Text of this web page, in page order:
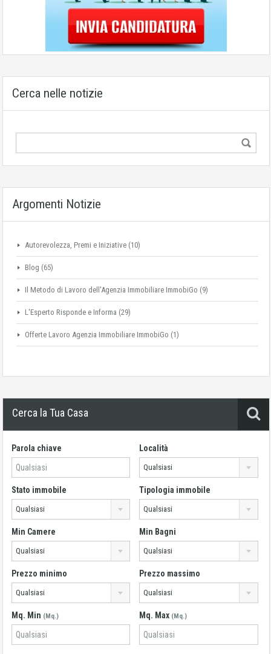
Cerca nelle notizie
Argomenti Notizie
Autorevolezza, Premi e Iniziative (10)
Blog (65)
Il Metodo di Lavoro dell'Agenzia Immobiliare ImmobiGo (9)
L'Esperto Risponde e Informa (29)
Offerte Lavoro Agenzia Immobiliare ImmobiGo (1)
Cerca la Tua Casa
Parola chiave Località
Qualsiasi
Stato immobile
Qualsiasi
Tipologia immobile
Qualsiasi
Min Camere
Qualsiasi
Min Bagni
Qualsiasi
Prezzo minimo
Qualsiasi
Prezzo massimo
Qualsiasi
Mq. Min (Mq.) Mq. Max (Mq.)